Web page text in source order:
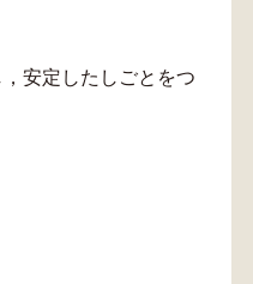
安定したしごとをつ